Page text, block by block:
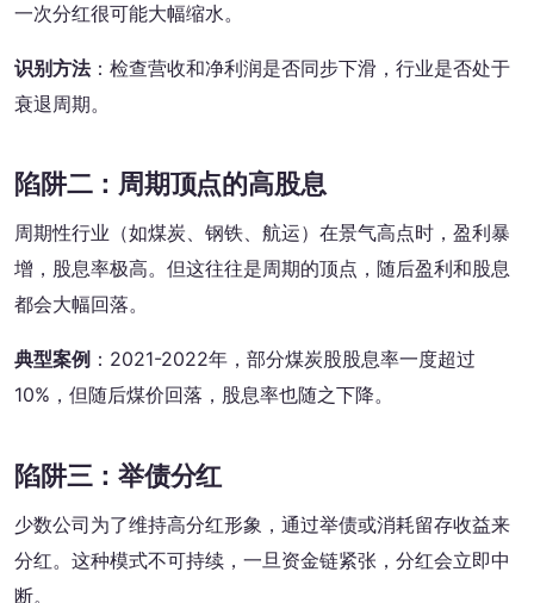
一次分红很可能大幅缩水。
识别方法：检查营收和净利润是否同步下滑，行业是否处于
衰退周期。
陷阱二：周期顶点的高股息
周期性行业（如煤炭、钢铁、航运）在景气高点时，盈利暴
增，股息率极高。但这往往是周期的顶点，随后盈利和股息
都会大幅回落。
典型案例 ：2021-2022年，部分煤炭股股息率一度超过
10%，但随后煤价回落，股息率也随之下降。
陷阱三：举债分红
少数公司为了维持高分红形象，通过举债或消耗留存收益来
分红。这种模式不可持续，一旦资金链紧张，分红会立即中
断。